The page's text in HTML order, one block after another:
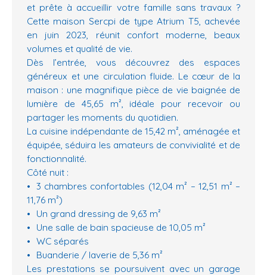
et prête à accueillir votre famille sans travaux ?
Cette maison Sercpi de type Atrium T5, achevée
en juin 2023, réunit confort moderne, beaux
volumes et qualité de vie.
Dès l’entrée, vous découvrez des espaces
généreux et une circulation fluide. Le cœur de la
maison : une magnifique pièce de vie baignée de
lumière de 45,65 m², idéale pour recevoir ou
partager les moments du quotidien.
La cuisine indépendante de 15,42 m², aménagée et
équipée, séduira les amateurs de convivialité et de
fonctionnalité.
Côté nuit :
3 chambres confortables (12,04 m² – 12,51 m² –
11,76 m²)
Un grand dressing de 9,63 m²
Une salle de bain spacieuse de 10,05 m²
WC séparés
Buanderie / laverie de 5,36 m²
Les prestations se poursuivent avec un garage